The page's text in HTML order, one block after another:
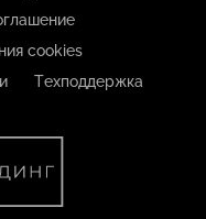
cookies
Техподдержка